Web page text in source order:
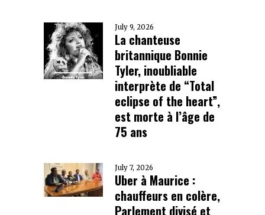
July 9, 2026
La chanteuse
britannique Bonnie
Tyler, inoubliable
interprète de “Total
eclipse of the heart”,
est morte à l’âge de
75 ans
July 7, 2026
Uber à Maurice :
chauffeurs en colère,
Parlement divisé et